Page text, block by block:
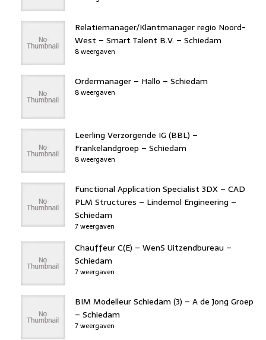
Relatiemanager/Klantmanager regio Noord-
West – Smart Talent B.V. – Schiedam
8 weergaven
Ordermanager – Hallo – Schiedam
8 weergaven
Leerling Verzorgende IG (BBL) –
Frankelandgroep – Schiedam
8 weergaven
Functional Application Specialist 3DX – CAD
PLM Structures – Lindemol Engineering –
Schiedam
7 weergaven
Chauffeur C(E) – WenS Uitzendbureau –
Schiedam
7 weergaven
BIM Modelleur Schiedam (3) – A de Jong Groep
– Schiedam
7 weergaven